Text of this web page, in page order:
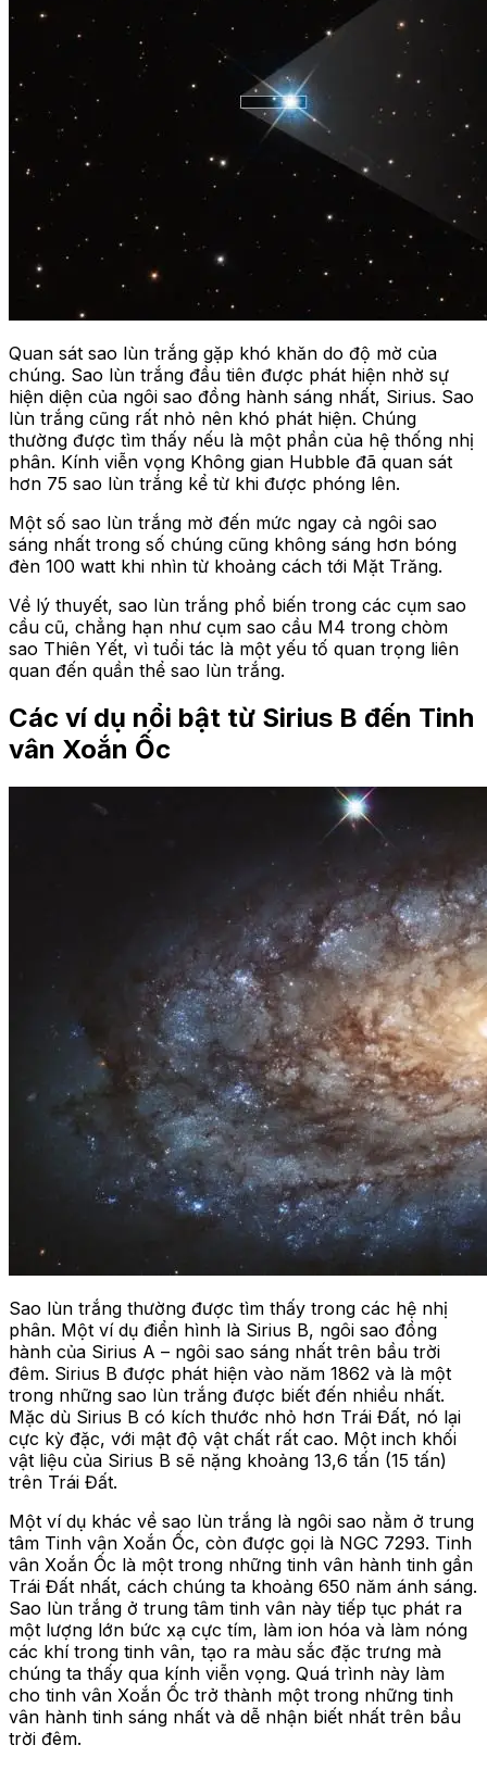
Quan sát sao lùn trắng gặp khó khăn do độ mờ của
chúng. Sao lùn trắng đầu tiên được phát hiện nhờ sự
hiện diện của ngôi sao đồng hành sáng nhất, Sirius. Sao
lùn trắng cũng rất nhỏ nên khó phát hiện. Chúng
thường được tìm thấy nếu là một phần của hệ thống nhị
phân. Kính viễn vọng Không gian Hubble đã quan sát
hơn 75 sao lùn trắng kể từ khi được phóng lên.
Một số sao lùn trắng mờ đến mức ngay cả ngôi sao
sáng nhất trong số chúng cũng không sáng hơn bóng
đèn 100 watt khi nhìn từ khoảng cách tới Mặt Trăng.
Về lý thuyết, sao lùn trắng phổ biến trong các cụm sao
cầu cũ, chẳng hạn như cụm sao cầu M4 trong chòm
sao Thiên Yết, vì tuổi tác là một yếu tố quan trọng liên
quan đến quần thể sao lùn trắng.
Các ví dụ nổi bật từ Sirius B đến Tinh
vân Xoắn Ốc
Sao lùn trắng thường được tìm thấy trong các hệ nhị
phân. Một ví dụ điển hình là Sirius B, ngôi sao đồng
hành của Sirius A – ngôi sao sáng nhất trên bầu trời
đêm. Sirius B được phát hiện vào năm 1862 và là một
trong những sao lùn trắng được biết đến nhiều nhất.
Mặc dù Sirius B có kích thước nhỏ hơn Trái Đất, nó lại
cực kỳ đặc, với mật độ vật chất rất cao. Một inch khối
vật liệu của Sirius B sẽ nặng khoảng 13,6 tấn (15 tấn)
trên Trái Đất.
Một ví dụ khác về sao lùn trắng là ngôi sao nằm ở trung
tâm Tinh vân Xoắn Ốc, còn được gọi là NGC 7293. Tinh
vân Xoắn Ốc là một trong những tinh vân hành tinh gần
Trái Đất nhất, cách chúng ta khoảng 650 năm ánh sáng.
Sao lùn trắng ở trung tâm tinh vân này tiếp tục phát ra
một lượng lớn bức xạ cực tím, làm ion hóa và làm nóng
các khí trong tinh vân, tạo ra màu sắc đặc trưng mà
chúng ta thấy qua kính viễn vọng. Quá trình này làm
cho tinh vân Xoắn Ốc trở thành một trong những tinh
vân hành tinh sáng nhất và dễ nhận biết nhất trên bầu
trời đêm.